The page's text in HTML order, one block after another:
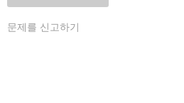
문제를 신고하기